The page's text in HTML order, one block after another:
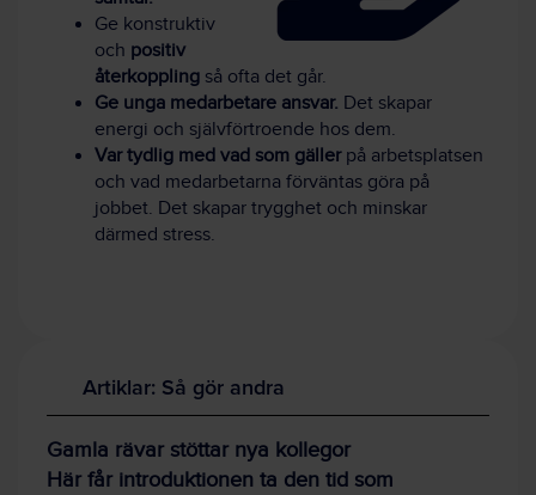
Ge konstruktiv
och positiv
återkoppling så ofta det går.
Ge unga medarbetare ansvar. Det skapar
energi och självförtroende hos dem.
Var tydlig med vad som gällerpå arbetsplatsen
och vad medarbetarna förväntas göra på
jobbet. Det skapar trygghet och minskar
därmed stress.
Artiklar: Så gör andra
Gamla rävar stöttar nya kollegor
Här får introduktionen ta den tid som